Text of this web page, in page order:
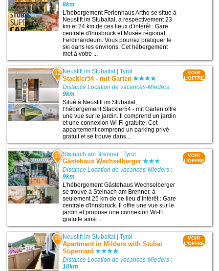
8km
L’hébergement Ferienhaus Artho se situe à
Neustift im Stubaital, à respectivement 23
km et 24 km de ces lieux d’intérêt : Gare
centrale d'Innsbruck et Musée régional
Ferdinandeum. Vous pourrez pratiquer le
ski dans les environs. Cet hébergement
met à votre ...
12 Neustift im Stubaital |Tyrol
Stackler54 - mit Garten
Distance Location de vacances-Mieders :
9km
Situé à Neustift im Stubaital,
l’hébergement Stackler54 - mit Garten offre
une vue sur le jardin. Il comprend un jardin
et une connexion Wi-Fi gratuite. Cet
appartement comprend un parking privé
gratuit et se trouve dans ...
VOIR
L'OFFRE
13 Steinach am Brenner |Tyrol
Gästehaus Wechselberger
Distance Location de vacances-Mieders :
9km
L’hébergement Gästehaus Wechselberger
se trouve à Steinach am Brenner, à
seulement 25 km de ce lieu d’intérêt : Gare
centrale d'Innsbruck. Il offre une vue sur le
jardin et propose une connexion Wi-Fi
gratuite ainsi ...
VOIR
L'OFFRE
14 Neustift im Stubaital |Tyrol
Apartment in Milders with Stubai
Supercard
Distance Location de vacances-Mieders :
10km
VOIR
L'OFFRE